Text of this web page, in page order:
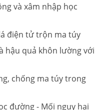
và xâm nhập học
điện tử trộn ma túy
hậu quả khôn lường với
chống ma túy trong
đường - Mối nguy hại